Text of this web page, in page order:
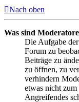
Nach oben
Was sind
Die Aufgabe
Forum zu
Beiträge zu
zu öffnen, zu
verhindern
etwas nicht zum
Angreifendes